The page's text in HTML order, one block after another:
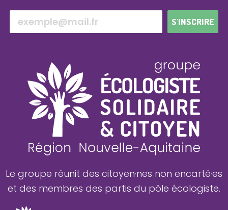
S'INSCRIRE
Le groupe réunit des citoyen·nes non encarté·es
et des membres des partis du pôle écologiste.